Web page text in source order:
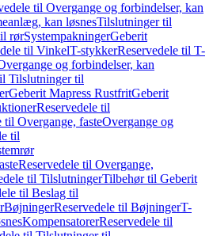
til Overgange og forbindelser, kan
kan løsnesTilslutninger til
rørSystempakningerGeberit
til VinkelT-stykkerReservedele til T-
og forbindelser, kan
Tilslutninger til
Geberit Mapress RustfritGeberit
Reservedele til
til Overgange, fasteOvergange og
til
Reservedele til Overgange,
til TilslutningerTilbehør til Geberit
til Beslag til
BøjningerReservedele til BøjningerT-
KompensatorerReservedele til